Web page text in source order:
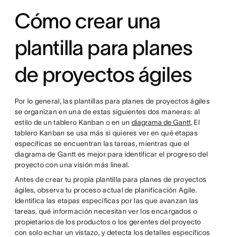
Cómo crear una
plantilla para planes
de proyectos ágiles
Por lo general, las plantillas para planes de proyectos ágiles
se organizan en una de estas siguientes dos maneras: al
estilo de un tablero Kanban o en un diagrama de Gantt. El
tablero Kanban se usa más si quieres ver en qué etapas
específicas se encuentran las tareas, mientras que el
diagrama de Gantt es mejor para identificar el progreso del
proyecto con una visión más lineal.
Antes de crear tu propia plantilla para planes de proyectos
ágiles, observa tu proceso actual de planificación Agile.
Identifica las etapas específicas por las que avanzan las
tareas, qué información necesitan ver los encargados o
propietarios de los productos o los gerentes del proyecto
con solo echar un vistazo, y detecta los detalles específicos